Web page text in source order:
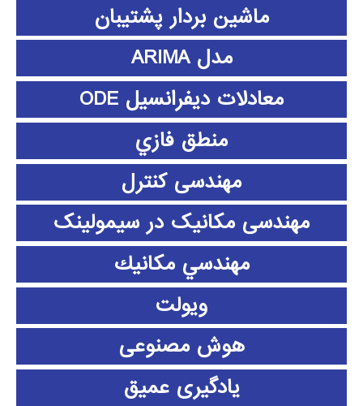
ماشین بردار پشتیبان
مدل ARIMA
معادلات دیفرانسیل ODE
منطق فازي
مهندسی کنترل
مهندسی مکانیک در سیمولینک
مهندسي مكانيك
ویولت
هوش مصنوعی
یادگیری عمیق